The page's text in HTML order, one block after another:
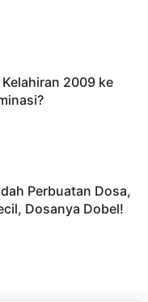
2009 ke
Perbuatan Dosa,
Dosanya Dobel!